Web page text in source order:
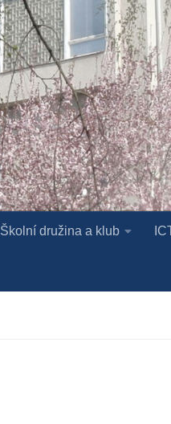
Školní družina a klub